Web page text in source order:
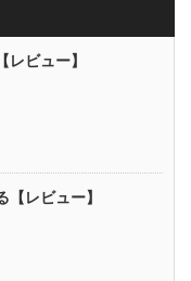
レビュー】
レビュー】